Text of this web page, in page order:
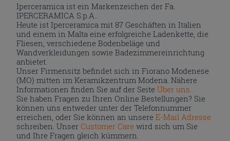
Iperceramica ist ein Markenzeichen der Fa.
IPERCERAMICA S.p.A..
Heute ist Iperceramica mit 87 Geschäften in Italien
und einem in Malta eine erfolgreiche Ladenkette, die
Fliesen, verschiedene Bodenbeläge und
Wandverkleidungen sowie Badezimmereinrichtung
anbietet.
Unser Firmensitz befindet sich in Fiorano Modenese
(MO) mitten im Keramikzentrum Modena. Nähere
Informationen finden Sie auf der Seite Über uns
Sie haben Fragen zu Ihren Online Bestellungen? Sie
können uns entweder unter der Telefonnummer
erreichen, oder Sie können an unsereE-Mail Adresse
schreiben. UnserCustomer Care wird sich um Sie
und Ihre Fragen gleich kümmern.